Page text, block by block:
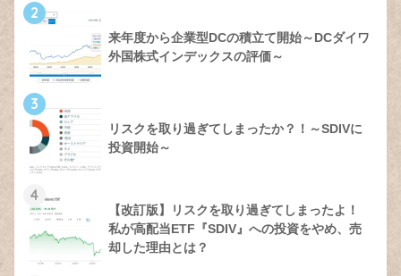
2
来年度から企業型DCの積立て開始～DCダイワ
外国株式インデックスの評価～
3
リスクを取り過ぎてしまったか？！～SDIVに
投資開始～
4
【改訂版】リスクを取り過ぎてしまったよ！
私が高配当ETF『SDIV』への投資をやめ、売
却した理由とは？